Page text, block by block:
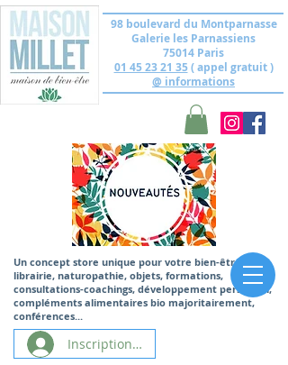
98 boulevard du Montparnasse
Galerie les Parnassiens
75014 Paris
01 45 23 21 35( appel gratuit )
@ informations
Un concept store unique pour votre bien-être,
librairie, naturopathie, objets, formations,
consultations-coachings, développement personnel,
compléments alimentaires bio majoritairement,
conférences...
Inscription/Connexion